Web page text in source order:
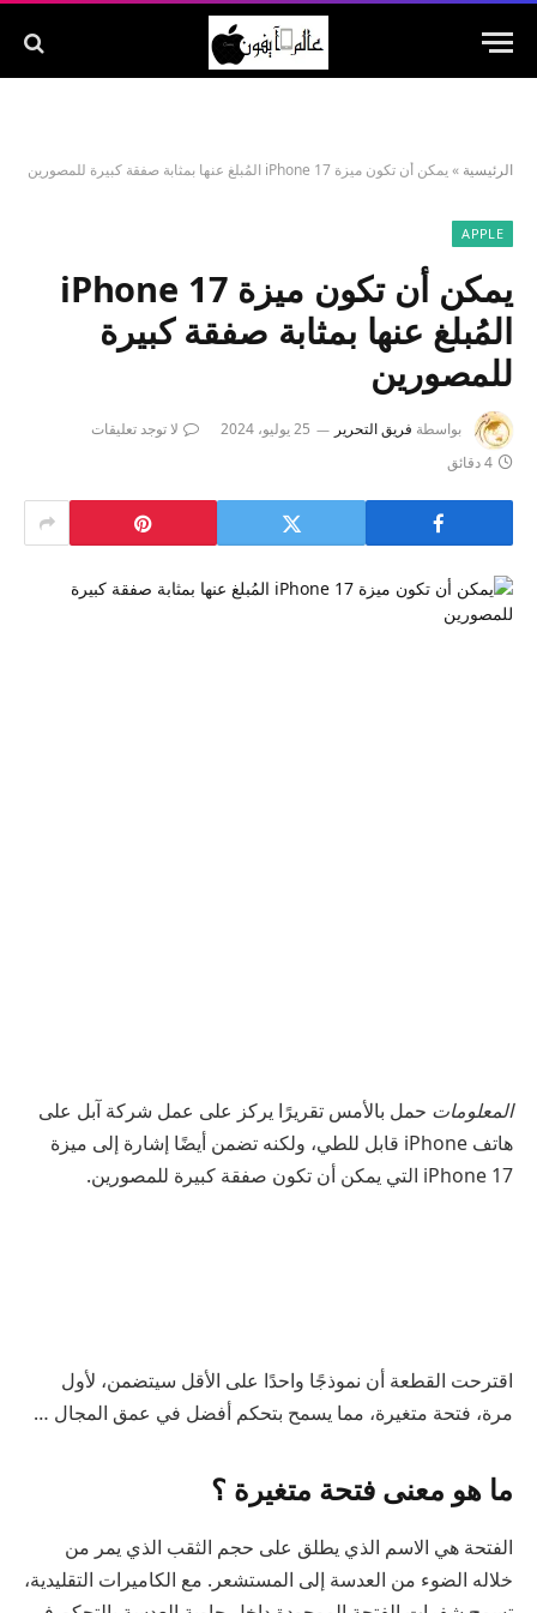
الرئيسية »يمكن أن تكون ميزة iPhone 17 المُبلغ عنها بمثابة صفقة كبيرة للمصورين
APPLE
يمكن أن تكون ميزة iPhone 17
المُبلغ عنها بمثابة صفقة كبيرة
للمصورين
بواسطة فريق التحرير 25 يوليو، 2024
لا توجد تعليقات
4 دقائق
المعلومات حمل بالأمس تقريرًا يركز على عمل شركة آبل على
هاتف iPhone قابل للطي، ولكنه تضمن أيضًا إشارة إلى ميزة
iPhone 17 التي يمكن أن تكون صفقة كبيرة للمصورين.
اقترحت القطعة أن نموذجًا واحدًا على الأقل سيتضمن، لأول
مرة، فتحة متغيرة، مما يسمح بتحكم أفضل في عمق المجال …
ما هو معنى فتحة متغيرة ؟
الفتحة هي الاسم الذي يطلق على حجم الثقب الذي يمر من
خلاله الضوء من العدسة إلى المستشعر. مع الكاميرات التقليدية،